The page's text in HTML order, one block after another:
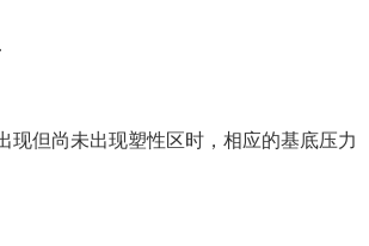
但尚未出现塑性区时，相应的基底压力